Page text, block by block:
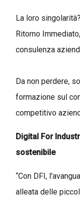
La loro
Ritorno
consulenza
Da non perdere,
formazione sul
competitivo
Digital For
sostenibile
“Con DFI,
alleata delle